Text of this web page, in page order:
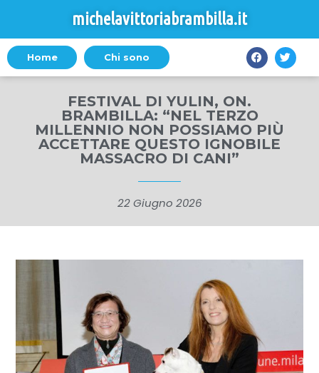
michelavittoriabrambilla.it
Home Chi sono
FESTIVAL DI YULIN, ON.
BRAMBILLA: “NEL TERZO
MILLENNIO NON POSSIAMO PIÙ
ACCETTARE QUESTO IGNOBILE
MASSACRO DI CANI”
22 Giugno 2026